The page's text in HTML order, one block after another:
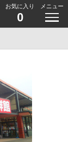
お気に入り
0
メニュー